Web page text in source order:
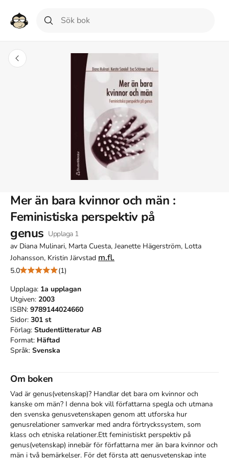
Mer än bara kvinnor och män :
Feministiska perspektiv på
genus Upplaga 1
av Diana Mulinari, Marta Cuesta, Jeanette Hägerström, Lotta
Johansson, Kristin Järvstad m.fl.
5.0
(1)
Upplaga: 1a upplagan
Utgiven: 2003
ISBN: 9789144024660
Sidor: 301 st
Förlag: Studentlitteratur AB
Format: Häftad
Språk: Svenska
Om boken
Vad är genus(vetenskap)? Handlar det bara om kvinnor och
kanske om män? I denna bok vill författarna spegla och utmana
den svenska genusvetenskapen genom att utforska hur
genusrelationer samverkar med andra förtryckssystem, som
klass och etniska relationer.Ett feministiskt perspektiv på
genus(vetenskap) innebär för författarna mer än bara kvinnor och
män i två bemärkelser. För det första att genusvetenskap inte